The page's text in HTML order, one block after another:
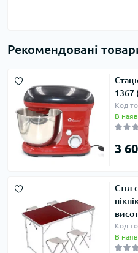
Рекомендовані
1367
Код
В
3
Стіл
Код
В